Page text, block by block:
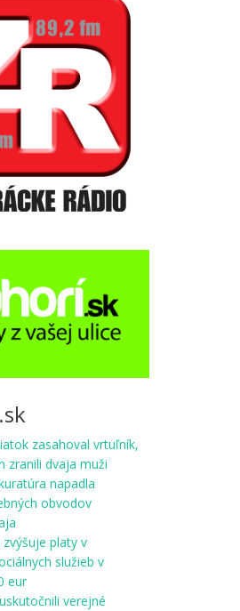
zasahoval vrtuľník,
zranili dvaja muži
napadla
obvodov
platy v
služieb v
eur
verejné